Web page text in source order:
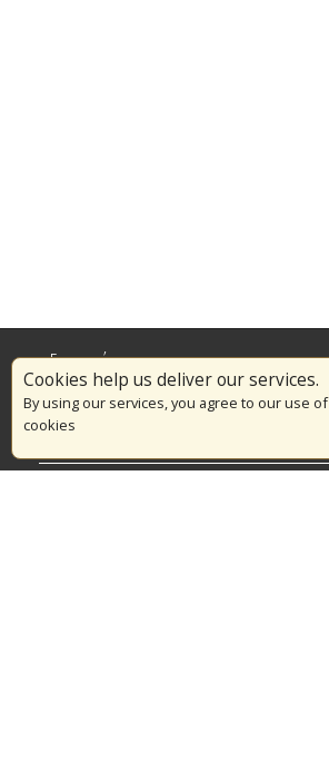
Cookies help us deliver our services.
By using our services, you agree to our use of
cookies
Επικαιρότητα
Το Πυροσβεστικό Σώμα